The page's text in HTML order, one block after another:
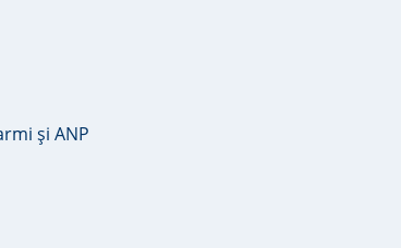
și ANP